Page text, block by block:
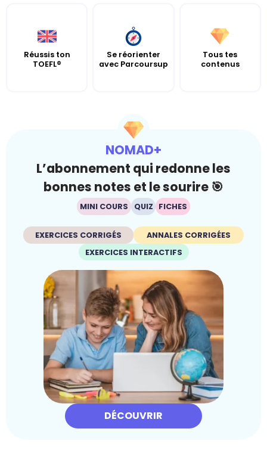
Réussis ton
TOEFL®
Se réorienter
avec Parcoursup
Tous tes
contenus
NOMAD+
L’abonnement qui redonne les
bonnes notes et le sourire 🎯
MINI COURS QUIZ FICHES
EXERCICES CORRIGÉS
ANNALES CORRIGÉES
EXERCICES INTERACTIFS
DÉCOUVRIR